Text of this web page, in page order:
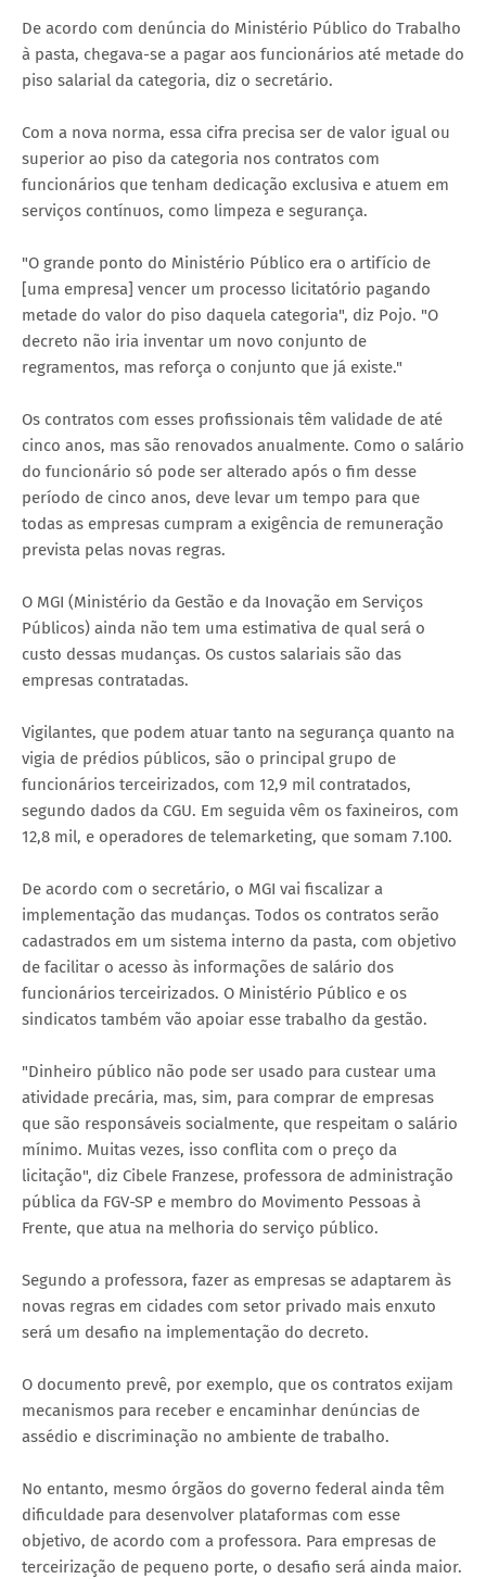
De acordo com denúncia do Ministério Público do Trabalho
à pasta, chegava-se a pagar aos funcionários até metade do
piso salarial da categoria, diz o secretário.
Com a nova norma, essa cifra precisa ser de valor igual ou
superior ao piso da categoria nos contratos com
funcionários que tenham dedicação exclusiva e atuem em
serviços contínuos, como limpeza e segurança.
"O grande ponto do Ministério Público era o artifício de
[uma empresa] vencer um processo licitatório pagando
metade do valor do piso daquela categoria", diz Pojo. "O
decreto não iria inventar um novo conjunto de
regramentos, mas reforça o conjunto que já existe."
Os contratos com esses profissionais têm validade de até
cinco anos, mas são renovados anualmente. Como o salário
do funcionário só pode ser alterado após o fim desse
período de cinco anos, deve levar um tempo para que
todas as empresas cumpram a exigência de remuneração
prevista pelas novas regras.
O MGI (Ministério da Gestão e da Inovação em Serviços
Públicos) ainda não tem uma estimativa de qual será o
custo dessas mudanças. Os custos salariais são das
empresas contratadas.
Vigilantes, que podem atuar tanto na segurança quanto na
vigia de prédios públicos, são o principal grupo de
funcionários terceirizados, com 12,9 mil contratados,
segundo dados da CGU. Em seguida vêm os faxineiros, com
12,8 mil, e operadores de telemarketing, que somam 7.100.
De acordo com o secretário, o MGI vai fiscalizar a
implementação das mudanças. Todos os contratos serão
cadastrados em um sistema interno da pasta, com objetivo
de facilitar o acesso às informações de salário dos
funcionários terceirizados. O Ministério Público e os
sindicatos também vão apoiar esse trabalho da gestão.
"Dinheiro público não pode ser usado para custear uma
atividade precária, mas, sim, para comprar de empresas
que são responsáveis socialmente, que respeitam o salário
mínimo. Muitas vezes, isso conflita com o preço da
licitação", diz Cibele Franzese, professora de administração
pública da FGV-SP e membro do Movimento Pessoas à
Frente, que atua na melhoria do serviço público.
Segundo a professora, fazer as empresas se adaptarem às
novas regras em cidades com setor privado mais enxuto
será um desafio na implementação do decreto.
O documento prevê, por exemplo, que os contratos exijam
mecanismos para receber e encaminhar denúncias de
assédio e discriminação no ambiente de trabalho.
No entanto, mesmo órgãos do governo federal ainda têm
dificuldade para desenvolver plataformas com esse
objetivo, de acordo com a professora. Para empresas de
terceirização de pequeno porte, o desafio será ainda maior.